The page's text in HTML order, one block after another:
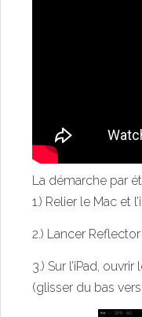
La démarche par
1.) Relier le Mac et
2.) Lancer
3.) Sur l’iPad,
(glisser du bas